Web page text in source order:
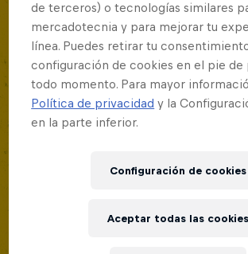
de terceros) o tecnologías similares
mercadotecnia y para mejorar tu
línea. Puedes retirar tu
configuración de cookies en el pie de
todo momento. Para mayor
Política de privacidad y la
en la parte inferior.
Configuración de cookies
Aceptar todas las cookies